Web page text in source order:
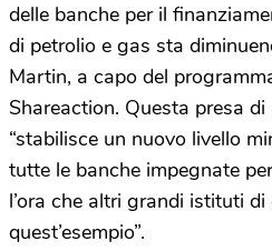
delle banche per il
di petrolio e gas sta
Martin, a capo del
Shareaction. Questa presa
“stabilisce un nuovo livello
tutte le banche impegnate
l’ora che altri grandi istituti
quest’esempio”.